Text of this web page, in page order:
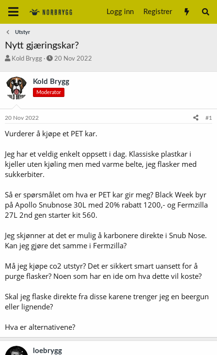
Logg inn Registrer
Utstyr
Nytt gjæringskar?
T
å
d
s
a
r
e
Kold Brygg
S
r
t
a
20 Nov 2022
Kold Brygg
Moderator
20 Nov 2022 #1
Vurderer å kjøpe et PET kar.
Jeg har et veldig enkelt oppsett i dag. Klassiske plastkar i
kjeller uten kjøling men med varme belte, jeg flasker med
sukkerbiter.
Så er spørsmålet om hva er PET kar gir meg? Black Week byr
på Apollo Snubnose 30L med 20% rabatt 1200,- og Fermzilla
27L 2nd gen starter kit 560.
Jeg skjønner at det er mulig å karbonere direkte i Snub Nose.
Kan jeg gjøre det samme i Fermzilla?
Må jeg kjøpe co2 utstyr? Det er sikkert smart uansett for å
purge flasker? Noen som har en ide om hva dette vil koste?
Skal jeg flaske direkte fra disse karene trenger jeg en beergun
eller lignende?
Hva er alternativene?
loebrygg